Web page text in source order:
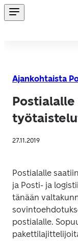
Ajankohtaista
27.11.2019
Postialalle
ja Posti- ja
tänään
postialalle.